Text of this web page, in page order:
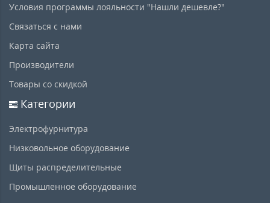
Условия программы лояльности "Нашли дешевле?"
Связаться с нами
Карта сайта
Производители
Товары со скидкой
Категории
Электрофурнитура
Низковольное оборудование
Щиты распределительные
Промышленное оборудование